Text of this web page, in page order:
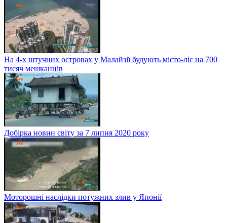
На 4-х штучних островах у Малайзії будують місто-ліс на 700
тисяч мешканців
Добірка новин світу за 7 липня 2020 року
Моторошні наслідки потужних злив у Японії